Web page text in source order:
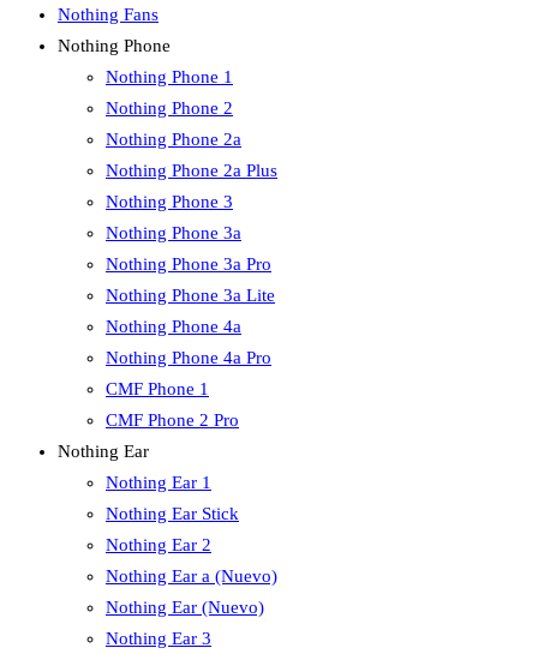
Nothing Fans
Nothing Phone
Nothing Phone 1
Nothing Phone 2
Nothing Phone 2a
Nothing Phone 2a Plus
Nothing Phone 3
Nothing Phone 3a
Nothing Phone 3a Pro
Nothing Phone 3a Lite
Nothing Phone 4a
Nothing Phone 4a Pro
CMF Phone 1
CMF Phone 2 Pro
Nothing Ear
Nothing Ear 1
Nothing Ear Stick
Nothing Ear 2
Nothing Ear a (Nuevo)
Nothing Ear (Nuevo)
Nothing Ear 3